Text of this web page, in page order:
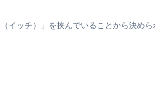
イッチ）」を挟んでいることから決めら